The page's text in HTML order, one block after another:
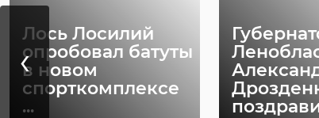
Лось Лосилий
опробовал батуты
в новом
спорткомплексе
...
‹